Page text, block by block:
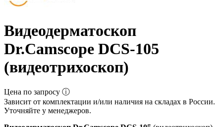
Видеодерматоскоп
Dr.Camscope DCS-105
(видеотрихоскоп)
Цена по запросу ⓘ
Зависит от комплектации и/или наличия на складах в России.
Уточняйте у менеджеров.